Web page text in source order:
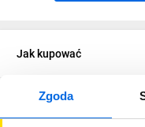
Zgoda
Jak kupować
O firmie